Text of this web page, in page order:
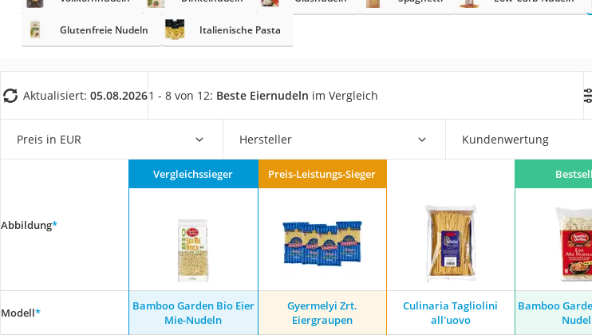
Grapefruitkernextrakt
Matcha-Set
Erythrit
Müsli ohne Zuckerzusatz
Service
Glutenfreie Nudeln Italienische Pasta
Aktualisiert: 05.08.20261 - 8 von 12: Beste Eiernudeln im Vergleich
Preis in EUR Hersteller Kundenwertung
Abbildung*
Vergleichssieger Preis-Leistungs-Sieger
Modell*
Bamboo Garden Bio Eier
Mie-Nudeln
‎Gyermelyi Zrt.
Eiergraupen
Culinaria Tagliolini
all'uovo
Bamboo